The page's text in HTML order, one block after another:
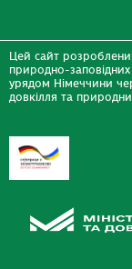
Цей сайт
природно-заповідних
урядом Німеччини
довкілля та